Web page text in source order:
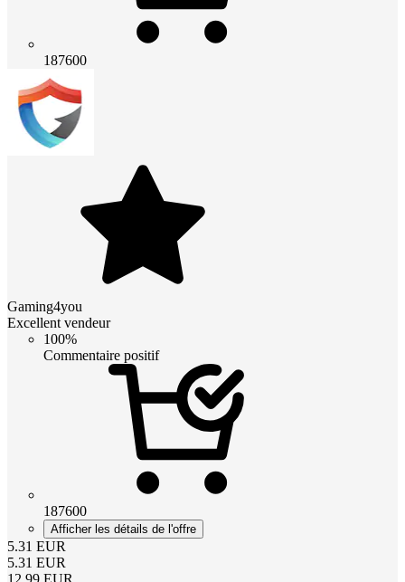
187600
Gaming4you
Excellent vendeur
100%
Commentaire positif
187600
Afficher les détails de l'offre
5.31 EUR
5.31 EUR
12.99 EUR